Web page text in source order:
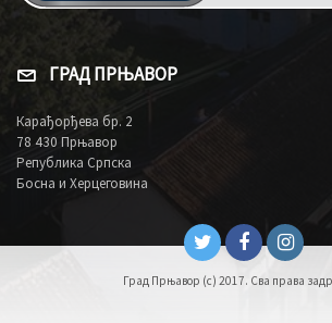
ГРАД ПРЊАВОР
Карађорђева бр. 2
78 430 Прњавор
Република Српска
Босна и Херцеговина
Град Прњавор (c) 2017. Сва права